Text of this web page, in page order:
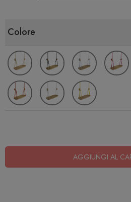
Colore
AGGIUNGI AL